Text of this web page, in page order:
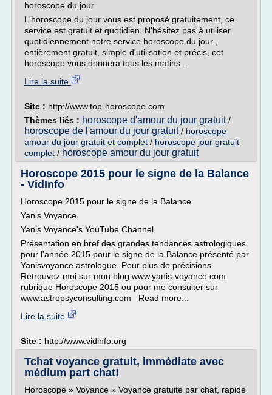
horoscope du jour
L'horoscope du jour vous est proposé gratuitement, ce
service est gratuit et quotidien. N'hésitez pas à utiliser
quotidiennement notre service horoscope du jour ,
entièrement gratuit, simple d'utilisation et précis, cet
horoscope vous donnera tous les matins...
Lire la suite
Site : http://www.top-horoscope.com
Thèmes liés : horoscope d'amour du jour gratuit/
horoscope de l'amour du jour gratuit/ horoscope
amour du jour gratuit et complet / horoscope jour gratuit
complet / horoscope amour du jour gratuit
Horoscope 2015 pour le signe de la Balance
- VidInfo
Horoscope 2015 pour le signe de la Balance
Yanis Voyance
Yanis Voyance's YouTube Channel
Présentation en bref des grandes tendances astrologiques
pour l'année 2015 pour le signe de la Balance présenté par
Yanisvoyance astrologue. Pour plus de précisions
Retrouvez moi sur mon blog www.yanis-voyance.com
rubrique Horoscope 2015 ou pour me consulter sur
www.astropsyconsulting.com Read more...
Lire la suite
Site : http://www.vidinfo.org
Tchat voyance gratuit, immédiate avec
médium part chat!
Horoscope » Voyance » Voyance gratuite par chat, rapide